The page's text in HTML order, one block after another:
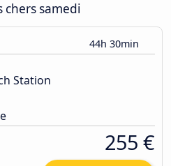
chers samedi
44h 30min
Station
255 €